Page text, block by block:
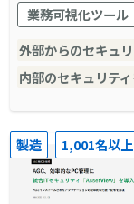
業務可視化ツール
外部からのセキュ
内部のセキュリテ
製造 1,001名以上